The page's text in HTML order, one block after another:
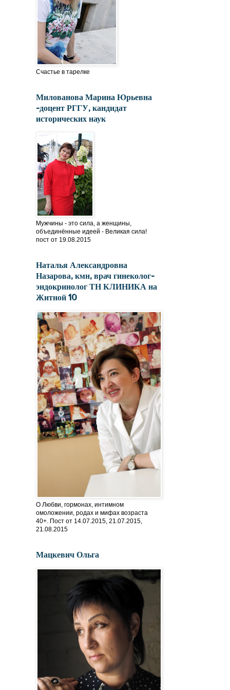
Счастье в тарелке
Милованова Марина Юрьевна
-доцент РГГУ, кандидат
исторических наук
Мужчины - это сила, а женщины,
объединённые идеей - Великая сила!
пост от 19.08.2015
Наталья Александровна
Назарова, кмн, врач гинеколог-
эндокринолог ТН КЛИНИКА на
Житной 10
О Любви, гормонах, интимном
омоложении, родах и мифах возраста
40+. Пост от 14.07.2015, 21.07.2015,
21.08.2015
Мацкевич Ольга